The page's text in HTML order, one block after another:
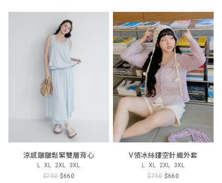
涼感皺皺鬆緊雙層背心
L XL 2XL 3XL
$750 $660
V領冰絲鏤空針織外套
L XL 2XL 3XL
$750 $660